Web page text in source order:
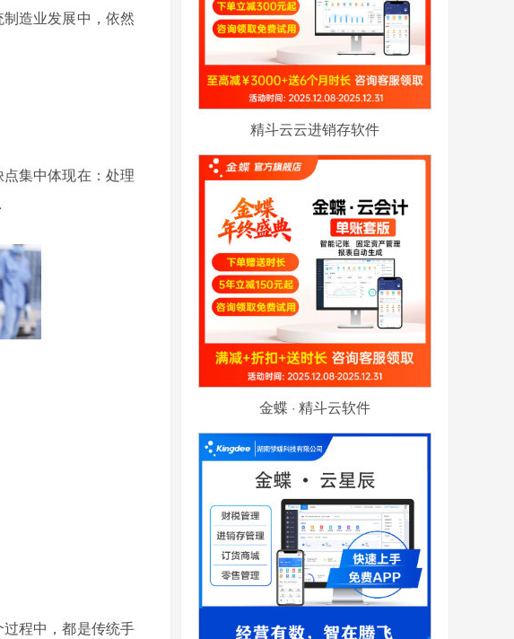
造业发展中，依然
集中体现在：处理
程中，都是传统手
精斗云云进销存软件
金蝶 · 精斗云软件